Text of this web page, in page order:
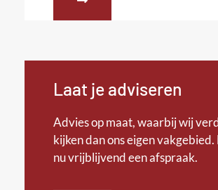
Laat je adviseren
Advies op maat, waarbij wij
kijken dan ons eigen
nu vrijblijvend een afspraak.